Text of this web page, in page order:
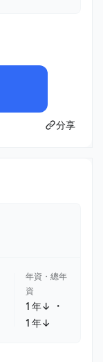
分享
年資・總年
資
1 年↓ ・
1 年↓